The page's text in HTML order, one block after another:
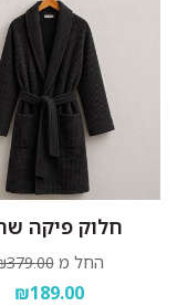
חלוק פיקה
החל מ
₪189.00